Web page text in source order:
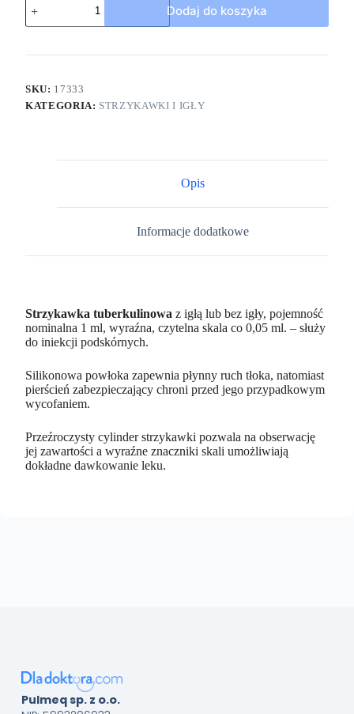
Dodaj do koszyka
SKU: 17333
KATEGORIA: STRZYKAWKI I IGŁY
Opis
Informacje dodatkowe
Strzykawka tuberkulinowa z igłą lub bez igły, pojemność
nominalna 1 ml, wyraźna, czytelna skala co 0,05 ml. – służy
do iniekcji podskórnych.
Silikonowa powłoka zapewnia płynny ruch tłoka, natomiast
pierścień zabezpieczający chroni przed jego przypadkowym
wycofaniem.
Przeźroczysty cylinder strzykawki pozwala na obserwację
jej zawartości a wyraźne znaczniki skali umożliwiają
dokładne dawkowanie leku.
Pulmeq sp. z o.o.